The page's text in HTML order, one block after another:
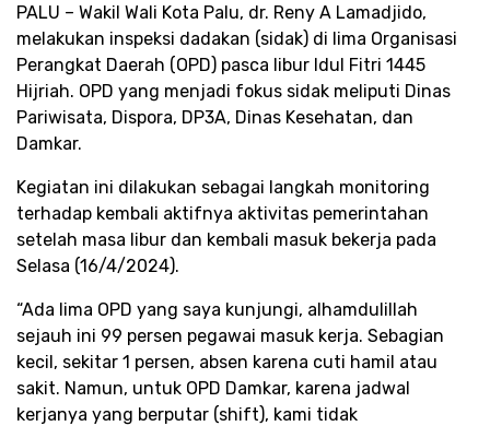
PALU – Wakil Wali Kota Palu, dr. Reny A Lamadjido,
melakukan inspeksi dadakan (sidak) di lima Organisasi
Perangkat Daerah (OPD) pasca libur Idul Fitri 1445
Hijriah. OPD yang menjadi fokus sidak meliputi Dinas
Pariwisata, Dispora, DP3A, Dinas Kesehatan, dan
Damkar.
Kegiatan ini dilakukan sebagai langkah monitoring
terhadap kembali aktifnya aktivitas pemerintahan
setelah masa libur dan kembali masuk bekerja pada
Selasa (16/4/2024).
“Ada lima OPD yang saya kunjungi, alhamdulillah
sejauh ini 99 persen pegawai masuk kerja. Sebagian
kecil, sekitar 1 persen, absen karena cuti hamil atau
sakit. Namun, untuk OPD Damkar, karena jadwal
kerjanya yang berputar (shift), kami tidak